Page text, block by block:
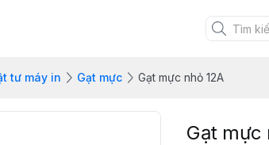
tư máy in Gạt mực Gạt mực nhỏ 12A
Gạt mực